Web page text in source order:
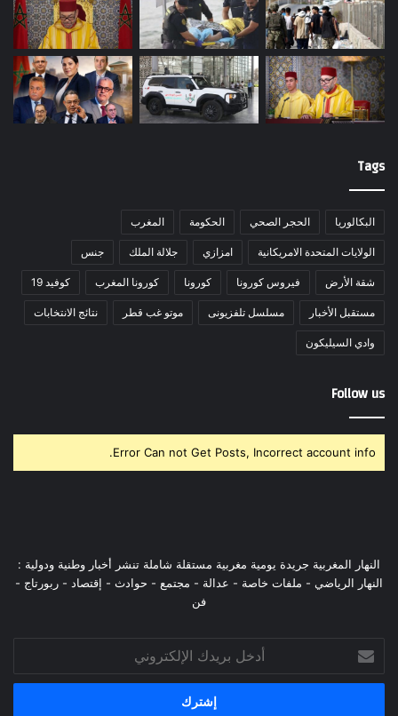
Tags
البكالوريا الحجر الصحي الحكومة المغرب
الولايات المتحدة الامريكانية امزازي جلالة الملك جنس
شقة الأرض فيروس كورونا كورونا كورونا المغرب كوفيد 19
مستقبل الأخبار مسلسل تلفزيونى موتو غب قطر نتائج الانتخابات
وادي السيليكون
Follow us
Error Can not Get Posts, Incorrect account info.
النهار المغربية جريدة يومية مغربية مستقلة شاملة تنشر أخبار وطنية ودولية :
النهار الرياضي - ملفات خاصة - عدالة - مجتمع - حوادث - إقتصاد - ربورتاج -
فن
بريدك
الإلكتروني